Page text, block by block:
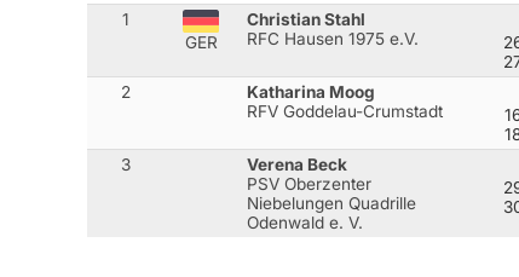
1
GER
Christian Stahl
RFC Hausen 1975 e.V.
2
Katharina Moog
RFV Goddelau-Crumstadt
3
Verena Beck
PSV Oberzenter
Niebelungen Quadrille
Odenwald e. V.